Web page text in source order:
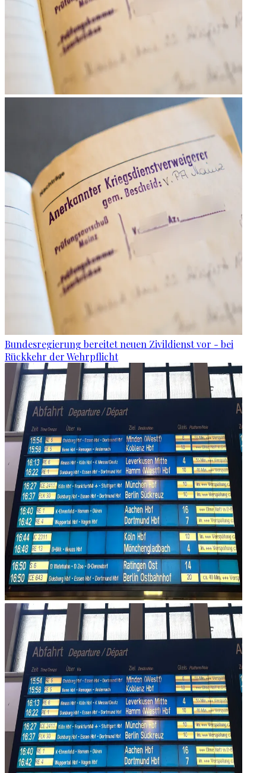
Bundesregierung bereitet neuen Zivildienst vor - bei
Rückkehr der Wehrpflicht